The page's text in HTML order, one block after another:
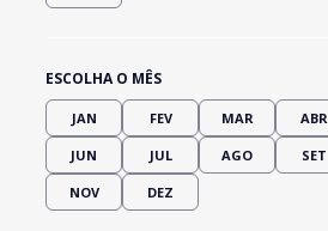
ESCOLHA O MÊS
JAN FEV MAR ABR
JUN JUL AGO SET
NOV DEZ